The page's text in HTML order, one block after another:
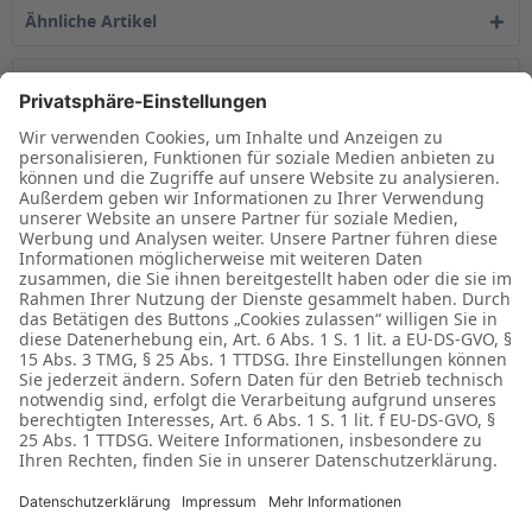
Ähnliche Artikel
Kunden haben sich ebenfalls angesehen
Zuletzt angesehen
Haben Sie Fragen?
Kundenservice
Informationen
* Alle Preise verstehen sich inkl. MwSt. Dieses Angebot ist für Industrie,
Handel und die freien Berufe zur Verwendung in der selbstständigen oder